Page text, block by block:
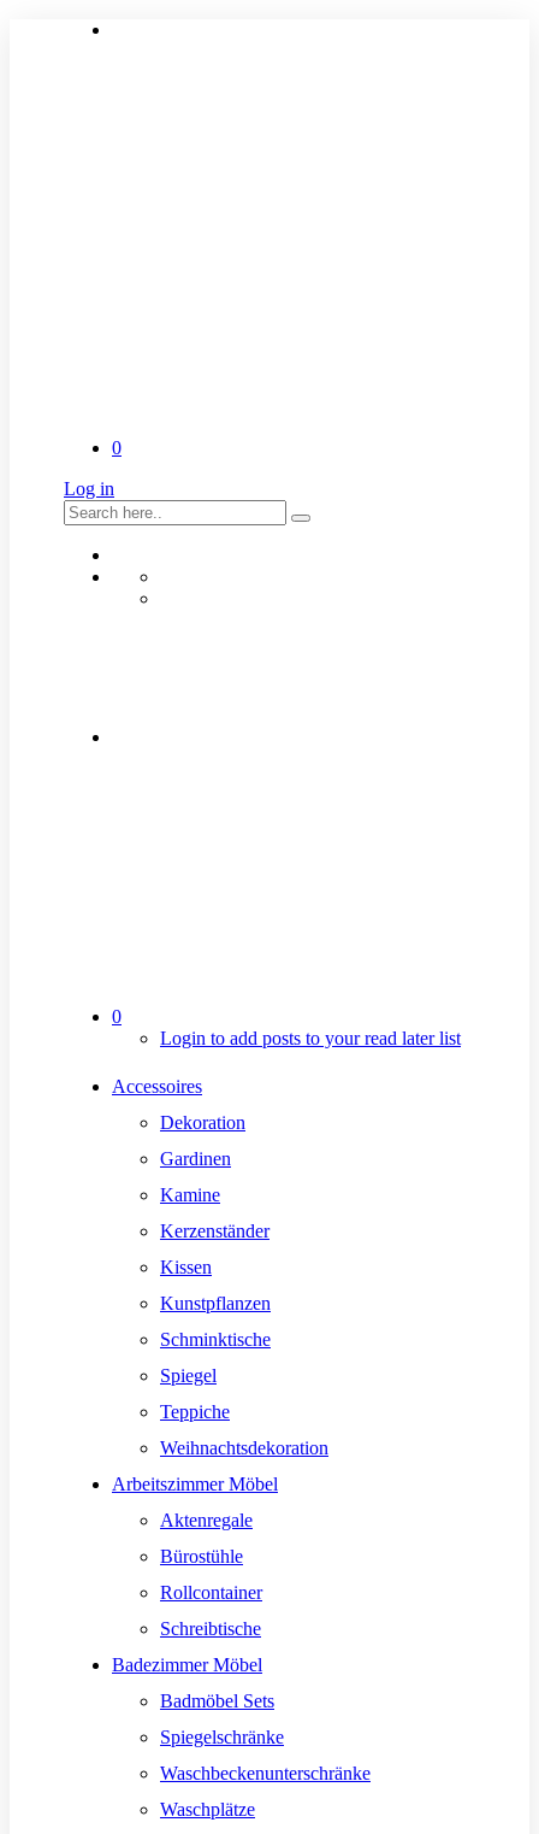
0
Log in
0
Login to add posts to your read later list
Accessoires
Dekoration
Gardinen
Kamine
Kerzenständer
Kissen
Kunstpflanzen
Schminktische
Spiegel
Teppiche
Weihnachtsdekoration
Arbeitszimmer Möbel
Aktenregale
Bürostühle
Rollcontainer
Schreibtische
Badezimmer Möbel
Badmöbel Sets
Spiegelschränke
Waschbeckenunterschränke
Waschplätze